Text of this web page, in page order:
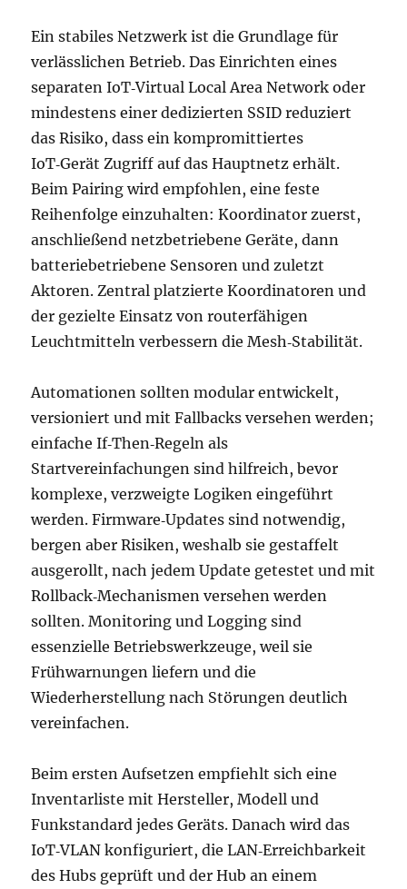
Ein stabiles Netzwerk ist die Grundlage für
verlässlichen Betrieb. Das Einrichten eines
separaten IoT‑Virtual Local Area Network oder
mindestens einer dedizierten SSID reduziert
das Risiko, dass ein kompromittiertes
IoT‑Gerät Zugriff auf das Hauptnetz erhält.
Beim Pairing wird empfohlen, eine feste
Reihenfolge einzuhalten: Koordinator zuerst,
anschließend netzbetriebene Geräte, dann
batteriebetriebene Sensoren und zuletzt
Aktoren. Zentral platzierte Koordinatoren und
der gezielte Einsatz von routerfähigen
Leuchtmitteln verbessern die Mesh‑Stabilität.
Automationen sollten modular entwickelt,
versioniert und mit Fallbacks versehen werden;
einfache If‑Then‑Regeln als
Startvereinfachungen sind hilfreich, bevor
komplexe, verzweigte Logiken eingeführt
werden. Firmware‑Updates sind notwendig,
bergen aber Risiken, weshalb sie gestaffelt
ausgerollt, nach jedem Update getestet und mit
Rollback‑Mechanismen versehen werden
sollten. Monitoring und Logging sind
essenzielle Betriebswerkzeuge, weil sie
Frühwarnungen liefern und die
Wiederherstellung nach Störungen deutlich
vereinfachen.
Beim ersten Aufsetzen empfiehlt sich eine
Inventarliste mit Hersteller, Modell und
Funkstandard jedes Geräts. Danach wird das
IoT‑VLAN konfiguriert, die LAN‑Erreichbarkeit
des Hubs geprüft und der Hub an einem